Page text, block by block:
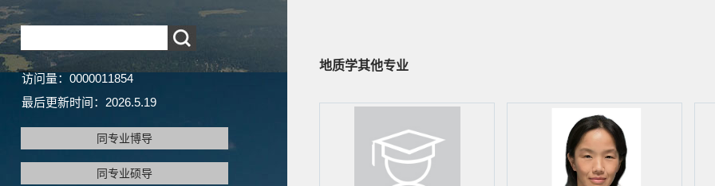
访问量： 0000011854
最后更新时间： 2026.5.19
同专业博导
同专业硕导
地质学其他专业